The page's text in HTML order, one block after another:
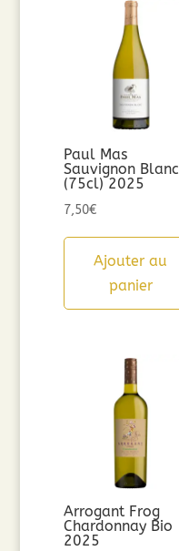
Paul Mas
Sauvignon Blanc
(75cl) 2025
7,50€
Ajouter au
panier
Arrogant Frog
Chardonnay Bio
2025